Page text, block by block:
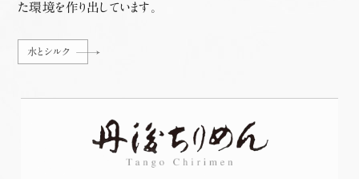
た環境を作り出しています。
水とシルク